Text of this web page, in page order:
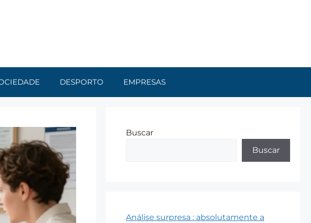
DESPORTO EMPRESAS
Buscar
Buscar
Análise surpresa : absolutamente a